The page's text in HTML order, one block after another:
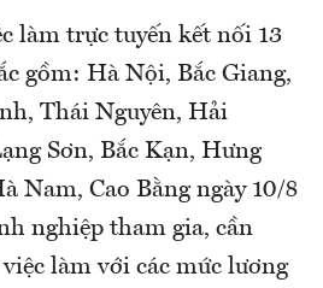
làm trực tuyến kết nối 13
gồm: Hà Nội, Bắc Giang,
Thái Nguyên, Hải
Sơn, Bắc Kạn, Hưng
Nam, Cao Bằng ngày 10/8
nghiệp tham gia, cần
làm với các mức lương